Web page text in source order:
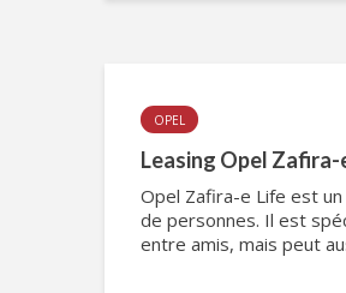
OPEL
Leasing Opel
Opel Zafira-e Life est
de personnes. Il est
entre amis, mais peut